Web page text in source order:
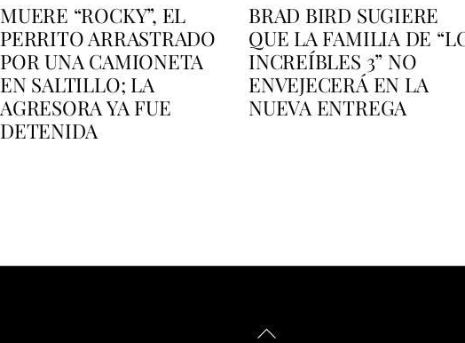
MUERE “ROCKY”, EL
PERRITO ARRASTRADO
POR UNA CAMIONETA
EN SALTILLO; LA
AGRESORA YA FUE
DETENIDA
BRAD BIRD SUGIERE
QUE LA FAMILIA DE
INCREÍBLES 3” NO
ENVEJECERÁ EN LA
NUEVA ENTREGA
Back